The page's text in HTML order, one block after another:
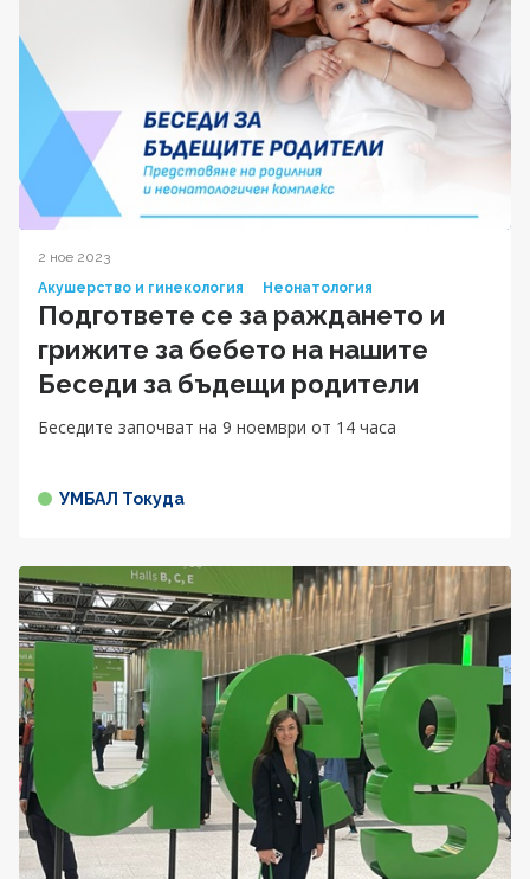
2 ное 2023
Акушерство и гинекология
Неонатология
Подгответе се за раждането и
грижите за бебето на нашите
Беседи за бъдещи родители
Беседите започват на 9 ноември от 14 часа
УМБАЛ Токуда